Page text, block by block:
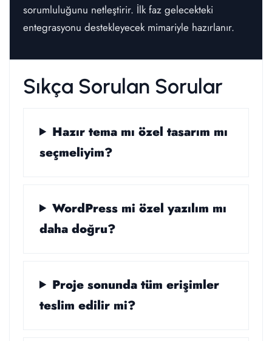
sorumluluğunu netleştirir. İlk faz gelecekteki
entegrasyonu destekleyecek mimariyle hazırlanır.
Sıkça Sorulan Sorular
Hazır tema mı özel tasarım mı
seçmeliyim?
WordPress mi özel yazılım mı
daha doğru?
Proje sonunda tüm erişimler
teslim edilir mi?